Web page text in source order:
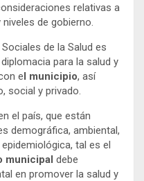
relativas a
de gobierno.
de la Salud es
para la salud y
el municipio, así
social y privado.
el país, que están
demográfica, ambiental,
tal es el
municipal debe
en promover la salud y